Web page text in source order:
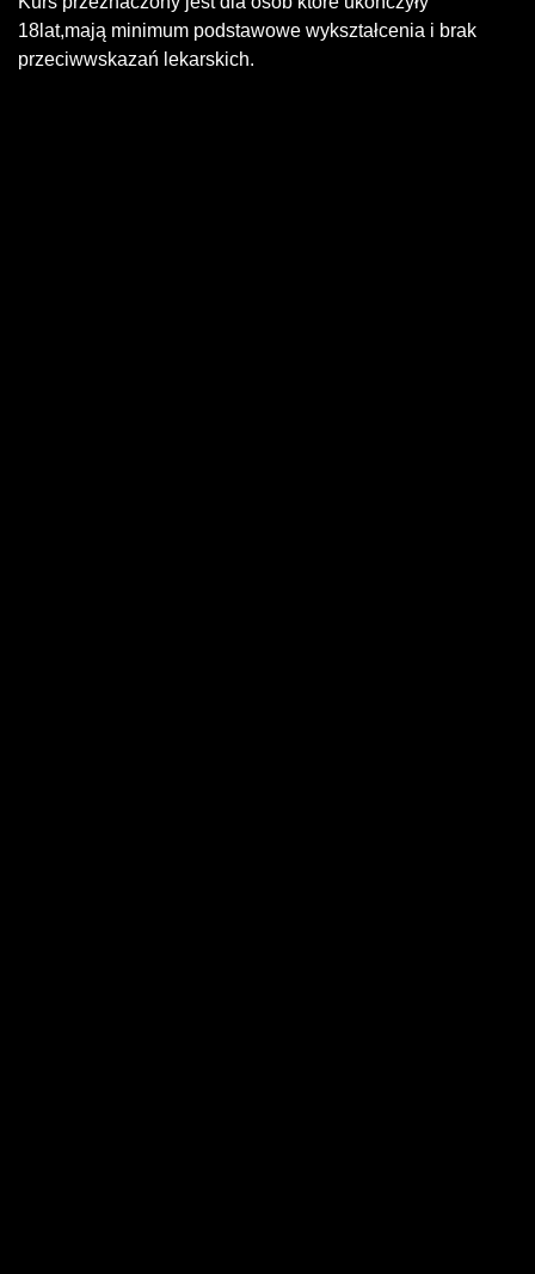
18lat,mają minimum podstawowe wykształcenia i brak
przeciwwskazań lekarskich.